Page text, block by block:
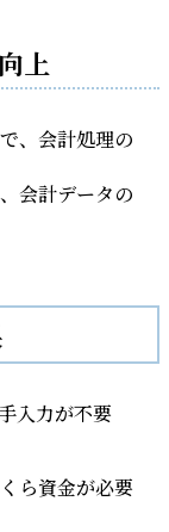
上
、会計処理の
会計データの
入力が不要
ら資金が必要